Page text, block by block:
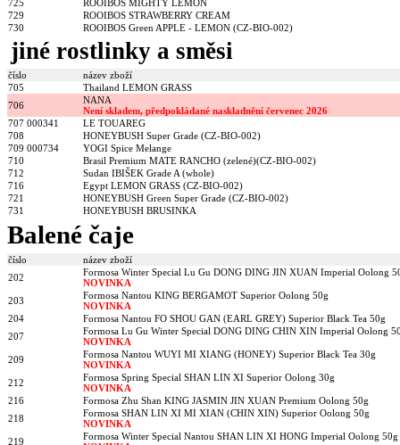
725
ROOIBOS MIGHTY LEMON
729
ROOIBOS STRAWBERRY CREAM
730
ROOIBOS Green APPLE - LEMON (CZ-BIO-002)
jiné rostlinky a směsi
číslo
název zboží
705
Thailand LEMON GRASS
706
NANA
Není skladem, předpokládané naskladnění červenec 2026
707 000341
LE TOUAREG
708
HONEYBUSH Super Grade (CZ-BIO-002)
709 000734
YOGI Spice Melange
710
Brasil Premium MATE RANCHO (zelené)(CZ-BIO-002)
712
Sudan IBIŠEK Grade A (whole)
716
Egypt LEMON GRASS (CZ-BIO-002)
721
HONEYBUSH Green Super Grade (CZ-BIO-002)
731
HONEYBUSH BRUSINKA
Balené čaje
číslo
název zboží
202
Formosa Winter Special Lu Gu DONG DING JIN XUAN Imperial Oolong
NOVINKA
203
Formosa Nantou KING BERGAMOT Superior Oolong 50g
NOVINKA
204
Formosa Nantou FO SHOU GAN (EARL GREY) Superior Black Tea 50g
207
Formosa Lu Gu Winter Special DONG DING CHIN XIN Imperial Oolong
NOVINKA
209
Formosa Nantou WUYI MI XIANG (HONEY) Superior Black Tea 30g
NOVINKA
212
Formosa Spring Special SHAN LIN XI Superior Oolong 30g
NOVINKA
216
Formosa Zhu Shan KING JASMIN JIN XUAN Premium Oolong 50g
218
Formosa SHAN LIN XI MI XIAN (CHIN XIN) Superior Oolong 50g
NOVINKA
219
Formosa Winter Special Nantou SHAN LIN XI HONG Imperial Oolong 50g